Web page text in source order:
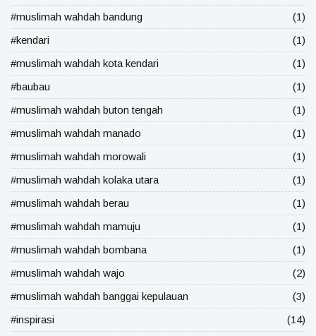
#muslimah wahdah bandung
(1)
#kendari
(1)
#muslimah wahdah kota kendari
(1)
#baubau
(1)
#muslimah wahdah buton tengah
(1)
#muslimah wahdah manado
(1)
#muslimah wahdah morowali
(1)
#muslimah wahdah kolaka utara
(1)
#muslimah wahdah berau
(1)
#muslimah wahdah mamuju
(1)
#muslimah wahdah bombana
(1)
#muslimah wahdah wajo
(2)
#muslimah wahdah banggai kepulauan
(3)
#inspirasi
(14)